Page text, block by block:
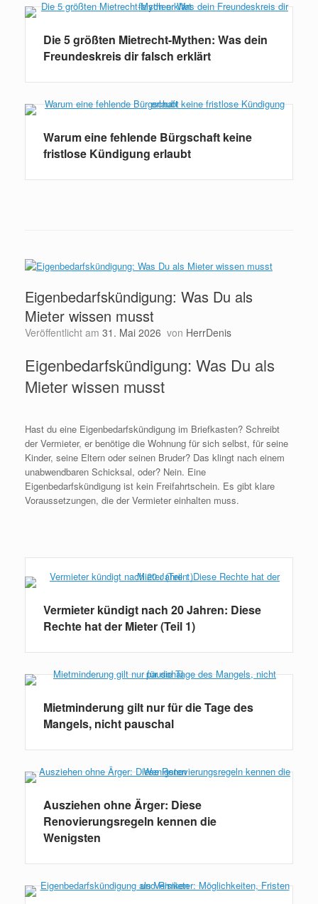
Die 5 größten Mietrecht-Mythen: Was dein
Freundeskreis dir falsch erklärt
Warum eine fehlende Bürgschaft keine
fristlose Kündigung erlaubt
Eigenbedarfskündigung: Was Du als
Mieter wissen musst
Veröffentlicht am 31. Mai 2026 von HerrDenis
Eigenbedarfskündigung: Was Du als
Mieter wissen musst
Hast du eine Eigenbedarfskündigung im Briefkasten? Schreibt
der Vermieter, er benötige die Wohnung für sich selbst, für seine
Kinder, seine Eltern oder seinen Bruder? Das klingt nach einem
unabwendbaren Schicksal, oder? Nein. Eine
Eigenbedarfskündigung ist kein Freifahrtschein. Es gibt klare
Voraussetzungen, die der Vermieter einhalten muss.
Vermieter kündigt nach 20 Jahren: Diese
Rechte hat der Mieter (Teil 1)
Mietminderung gilt nur für die Tage des
Mangels, nicht pauschal
Ausziehen ohne Ärger: Diese
Renovierungsregeln kennen die
Wenigsten